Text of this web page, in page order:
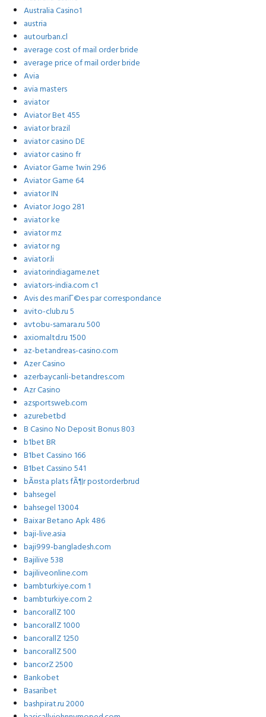
Australia Casino1
austria
autourban.cl
average cost of mail order bride
average price of mail order bride
Avia
avia masters
aviator
Aviator Bet 455
aviator brazil
aviator casino DE
aviator casino fr
Aviator Game 1win 296
Aviator Game 64
aviator IN
Aviator Jogo 281
aviator ke
aviator mz
aviator ng
aviator.li
aviatorindiagame.net
aviators-india.com c1
Avis des mariГ©es par correspondance
avito-club.ru 5
avtobu-samara.ru 500
axiomaltd.ru 1500
az-betandreas-casino.com
Azer Casino
azerbaycanli-betandres.com
Azr Casino
azsportsweb.com
azurebetbd
B Casino No Deposit Bonus 803
b1bet BR
B1bet Cassino 166
B1bet Cassino 541
bÃ¤sta plats fÃ¶r postorderbrud
bahsegel
bahsegel 13004
Baixar Betano Apk 486
baji-live.asia
baji999-bangladesh.com
Bajilive 538
bajiliveonline.com
bambturkiye.com 1
bambturkiye.com 2
bancorallZ 100
bancorallZ 1000
bancorallZ 1250
bancorallZ 500
bancorZ 2500
Bankobet
Basaribet
bashpirat.ru 2000